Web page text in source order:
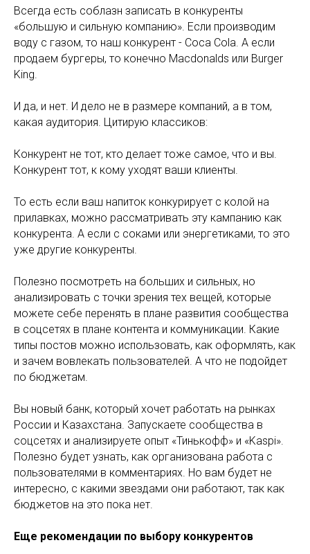
Всегда есть соблазн записать в конкуренты
«большую и сильную компанию». Если производим
воду с газом, то наш конкурент - Coca Cola. А если
продаем бургеры, то конечно Macdonalds или Burger
King.
И да, и нет. И дело не в размере компаний, а в том,
какая аудитория. Цитирую классиков:
Конкурент не тот, кто делает тоже самое, что и вы.
Конкурент тот, к кому уходят ваши клиенты.
То есть если ваш напиток конкурирует с колой на
прилавках, можно рассматривать эту кампанию как
конкурента. А если с соками или энергетиками, то это
уже другие конкуренты.
Полезно посмотреть на больших и сильных, но
анализировать с точки зрения тех вещей, которые
можете себе перенять в плане развития сообщества
в соцсетях в плане контента и коммуникации. Какие
типы постов можно использовать, как оформлять, как
и зачем вовлекать пользователей. А что не подойдет
по бюджетам.
Вы новый банк, который хочет работать на рынках
России и Казахстана. Запускаете сообщества в
соцсетях и анализируете опыт «Тинькофф» и «Kaspi».
Полезно будет узнать, как организована работа с
пользователями в комментариях. Но вам будет не
интересно, с какими звездами они работают, так как
бюджетов на это пока нет.
Еще рекомендации по выбору конкурентов